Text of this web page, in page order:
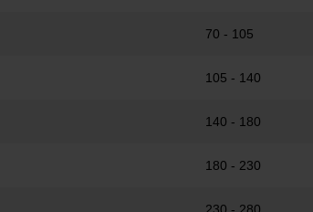
70 - 105
105 - 140
140 - 180
180 - 230